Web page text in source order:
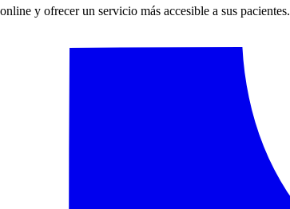
y ofrecer un servicio más accesible a sus pacientes.